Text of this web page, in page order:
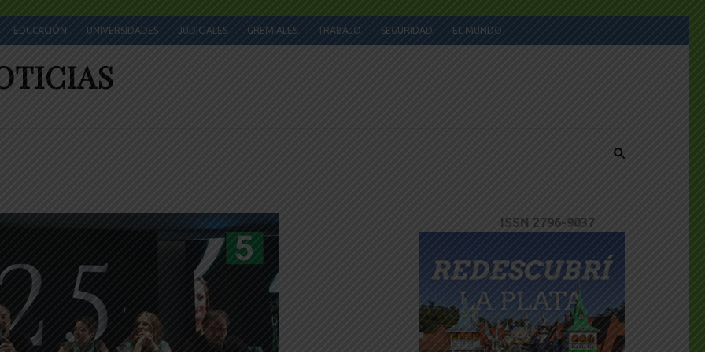
EDUCACIÓN UNIVERSIDADES JUDICIALES GREMIALES TRABAJO SEGURIDAD EL MUNDO
ISSN 2796-9037